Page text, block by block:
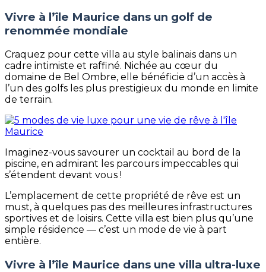
Vivre à l’île Maurice dans un golf de
renommée mondiale
Craquez pour cette villa au style balinais dans un
cadre intimiste et raffiné. Nichée au cœur du
domaine de Bel Ombre, elle bénéficie d’un accès à
l’un des golfs les plus prestigieux du monde en limite
de terrain.
Imaginez-vous savourer un cocktail au bord de la
piscine, en admirant les parcours impeccables qui
s’étendent devant vous !
L’emplacement de cette propriété de rêve est un
must, à quelques pas des meilleures infrastructures
sportives et de loisirs. Cette villa est bien plus qu’une
simple résidence — c’est un mode de vie à part
entière.
Vivre à l’île Maurice dans une villa ultra-luxe